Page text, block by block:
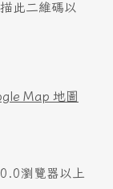
此二維碼以
Map 地圖
瀏覽器以上